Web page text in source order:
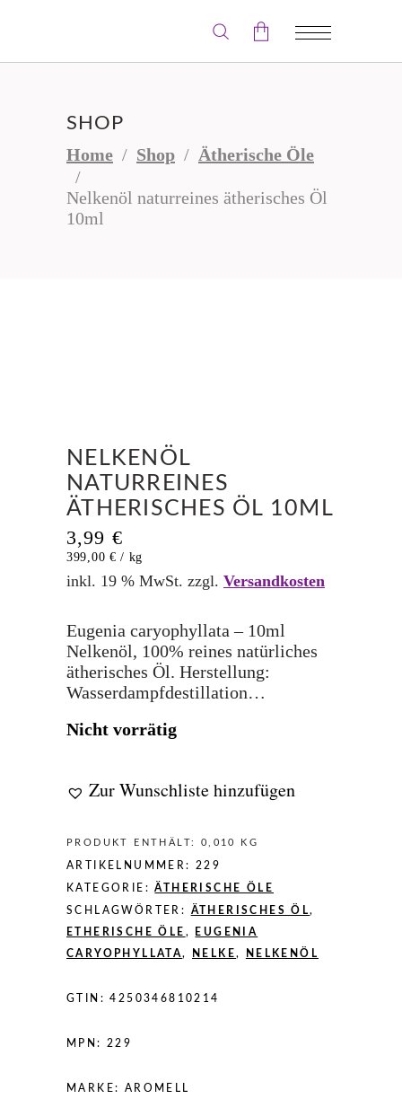
SHOP
Home / Shop / Ätherische Öle
/
Nelkenöl naturreines ätherisches Öl
10ml
NELKENÖL
NATURREINES
ÄTHERISCHES ÖL 10ML
3,99 €
399,00 € / kg
inkl. 19 % MwSt. zzgl. Versandkosten
Eugenia caryophyllata – 10ml
Nelkenöl, 100% reines natürliches
ätherisches Öl. Herstellung:
Wasserdampfdestillation…
Nicht vorrätig
Zur Wunschliste hinzufügen
PRODUKT ENTHÄLT: 0,010 KG
ARTIKELNUMMER: 229
KATEGORIE:ÄTHERISCHE ÖLE
SCHLAGWÖRTER: ÄTHERISCHES ÖL,
ETHERISCHE ÖLE ,
EUGENIA
CARYOPHYLLATA, NELKE, NELKENÖL
GTIN:4250346810214
MPN: 229
MARKE: AROMELL